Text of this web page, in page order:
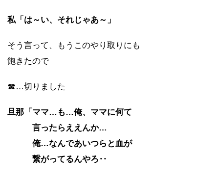
私「は～い、それじゃあ～」
そう言って、もうこのやり取りにも
飽きたので
☎…切りました
旦那「ママ…も…俺、ママに何て
言ったらええんか…
俺…なんであいつらと血が
繋がってるんやろ‥